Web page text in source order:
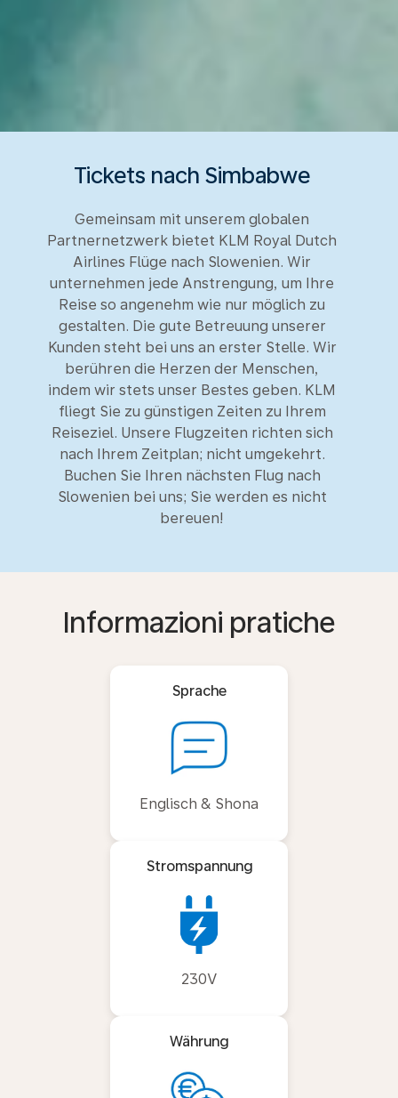
Tickets nach Simbabwe
Gemeinsam mit unserem globalen
Partnernetzwerk bietet KLM Royal Dutch
Airlines Flüge nach Slowenien. Wir
unternehmen jede Anstrengung, um Ihre
Reise so angenehm wie nur möglich zu
gestalten. Die gute Betreuung unserer
Kunden steht bei uns an erster Stelle. Wir
berühren die Herzen der Menschen,
indem wir stets unser Bestes geben. KLM
fliegt Sie zu günstigen Zeiten zu Ihrem
Reiseziel. Unsere Flugzeiten richten sich
nach Ihrem Zeitplan; nicht umgekehrt.
Buchen Sie Ihren nächsten Flug nach
Slowenien bei uns; Sie werden es nicht
bereuen!
Informazioni pratiche
Sprache
Englisch & Shona
Stromspannung
230V
Währung